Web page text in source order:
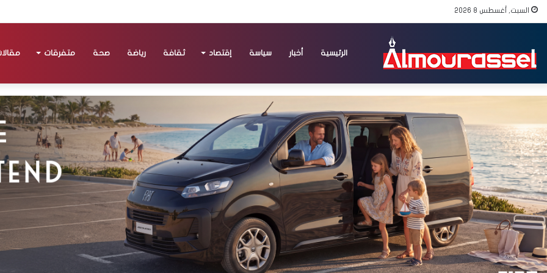
السبت, أغسطس 8 2026
الرئيسية أخبار سياسة إقتصاد ثقافة رياضة صحة متفرقات